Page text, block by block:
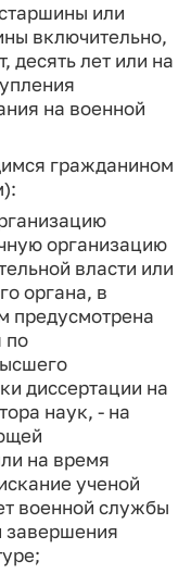
или
включительно,
десять лет или на
на военной
гражданином
организацию
власти или
органа, в
предусмотрена
по
диссертации на
наук, - на
на время
ученой
военной службы
завершения